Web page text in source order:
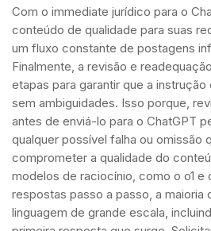
Com o immediate jurídico para o
conteúdo de qualidade para suas
um fluxo constante de postagens
Finalmente, a revisão e
etapas para garantir que a
sem ambiguidades. Isso porque,
antes de enviá-lo para o ChatGPT
qualquer possível falha ou omissão
comprometer a qualidade do
modelos de raciocínio, como o o1 e
respostas passo a passo, a maioria
linguagem de grande escala,